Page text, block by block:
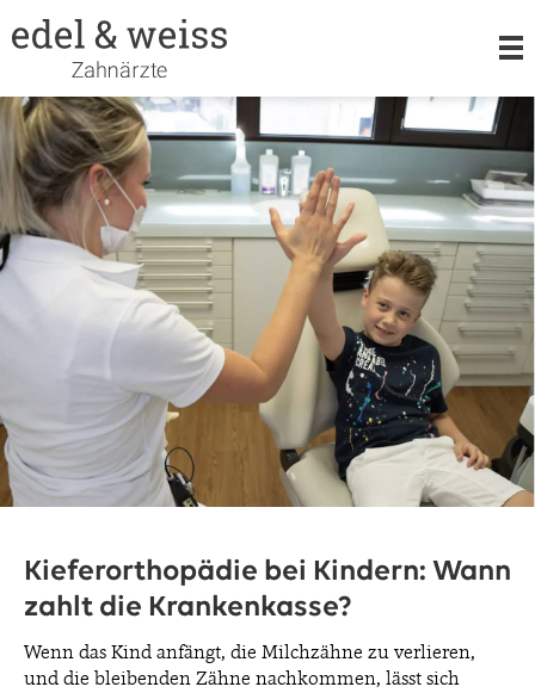
LEISTUNGEN
KIEFERORTHOPÄDIE
ORALCHIRURGIE
TEAM
KARRIERE
BLOG
Kieferorthopädie bei Kindern: Wann
zahlt die Krankenkasse?
Wenn das Kind anfängt, die Milchzähne zu verlieren,
und die bleibenden Zähne nachkommen, lässt sich